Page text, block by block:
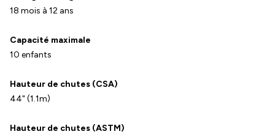
18 mois à 12 ans
Capacité maximale
10 enfants
Hauteur de chutes (CSA)
44" (1.1m)
Hauteur de chutes (ASTM)